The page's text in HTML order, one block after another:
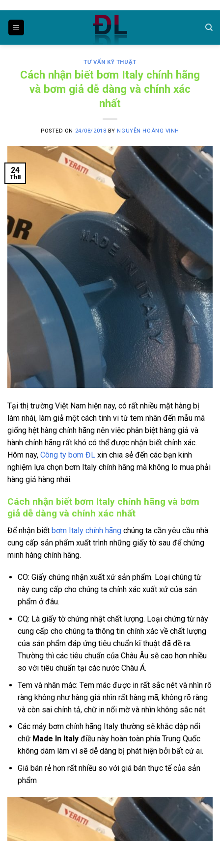
content
TƯ VẤN KỸ THUẬT
Cách nhận biết bơm Italy chính hãng
và bơm giả dễ dàng và chính xác
nhất
POSTED ON 24/08/2018 BY NGUYỄN HOÀNG VINH
24
Th8
Tại thị trường Việt Nam hiện nay, có rất nhiều mặt hàng bị
làm nhái, làm giả một cách tinh vi từ tem nhãn đến mẫu mã
giống hệt hàng chính hãng nên việc phân biệt hàng giả và
hành chính hãng rất khó có thể được nhận biết chính xác.
Hôm nay, Công ty bơm ĐL xin chia sẻ đến các bạn kinh
nghiệm lựa chọn bơm Italy chính hãng mà không lo mua phải
hàng giả hàng nhái.
Cách nhận biết bơm Italy chính hãng và bơm
giả dễ dàng và chính xác nhất
Để nhận biết bơm Italy chính hãng chúng ta cần yêu cầu nhà
cung cấp sản phẩm xuất trình những giấy tờ sau để chứng
minh hàng chính hãng.
CO: Giấy chứng nhận xuất xứ sản phẩm. Loại chúng từ
này cung cấp cho chúng ta chính xác xuất xứ của sản
phẩm ở đâu.
CQ: Là giấy tờ chứng nhật chất lượng. Loại chứng từ này
cung cấp cho chúng ta thông tin chính xác về chất lượng
của sản phẩm đáp ứng tiêu chuẩn kĩ thuật đã đề ra.
Thường thì các tiêu chuẩn của Châu Âu sẽ cao hơn nhiều
so với tiêu chuẩn tại các nước Châu Á.
Tem và nhãn mác: Tem mác được in rất sắc nét và nhìn rõ
ràng không như hàng giả nhìn rất hàng mã, không rõ ràng
và còn sai chính tả, chữ in nổi mờ và nhìn không sắc nét.
Các máy bơm chính hãng Italy thường sẽ khắc dập nổi
chữ Made In Italy điều này hoàn toàn phía Trung Quốc
không dám làm vì sẽ dễ dàng bị phát hiện bởi bất cứ ai.
Giá bán rẻ hơn rất nhiều so với giá bán thực tế của sản
phẩm